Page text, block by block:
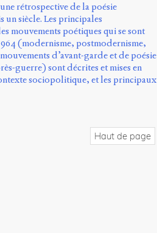
rétrospective de la poésie
un siècle. Les principales
mouvements poétiques qui se sont
(modernisme, postmodernisme,
d’avant-garde et de poésie
guerre) sont décrites et mises en
sociopolitique, et les principaux
Haut de page